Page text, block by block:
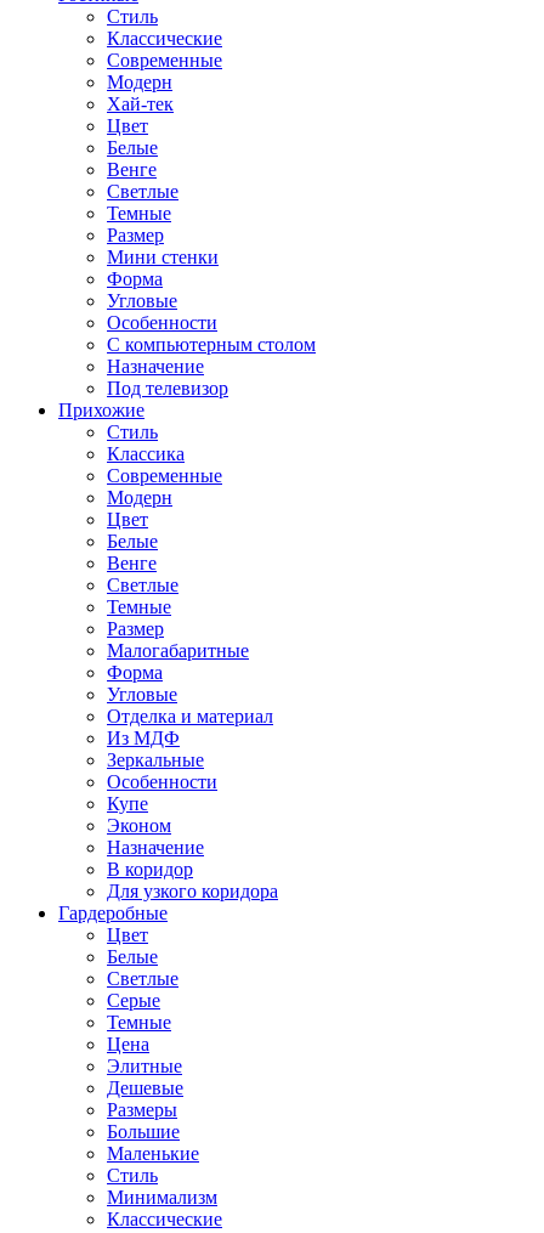
Стиль
Классические
Современные
Модерн
Хай-тек
Цвет
Белые
Венге
Светлые
Темные
Размер
Мини стенки
Форма
Угловые
Особенности
С компьютерным столом
Назначение
Под телевизор
Прихожие
Стиль
Классика
Современные
Модерн
Цвет
Белые
Венге
Светлые
Темные
Размер
Малогабаритные
Форма
Угловые
Отделка и материал
Из МДФ
Зеркальные
Особенности
Купе
Эконом
Назначение
В коридор
Для узкого коридора
Гардеробные
Цвет
Белые
Светлые
Серые
Темные
Цена
Элитные
Дешевые
Размеры
Большие
Маленькие
Стиль
Минимализм
Классические